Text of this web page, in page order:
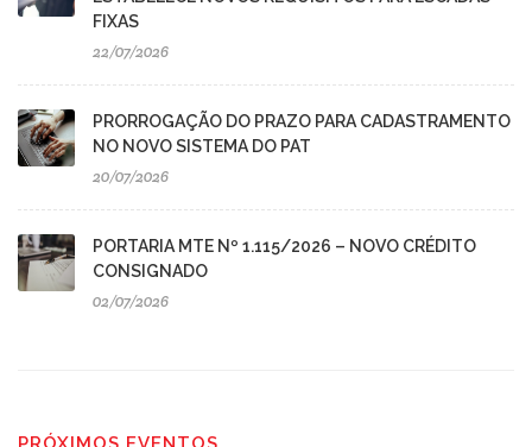
FIXAS
22/07/2026
PRORROGAÇÃO DO PRAZO PARA CADASTRAMENTO
NO NOVO SISTEMA DO PAT
20/07/2026
PORTARIA MTE Nº 1.115/2026 – NOVO CRÉDITO
CONSIGNADO
02/07/2026